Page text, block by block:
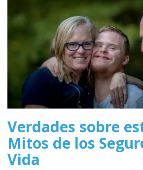
Verdades sobre
Mitos de los
Vida